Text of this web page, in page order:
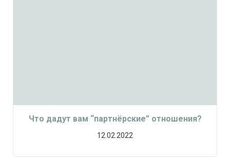
Что дадут вам “партнёрские” отношения?
12.02.2022